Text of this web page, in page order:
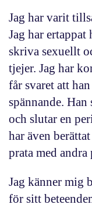
Jag har varit
Jag har
skriva sexuellt
tjejer. Jag har
får svaret att
spännande. Han
och slutar en
har även
prata med andra
Jag känner mig
för sitt